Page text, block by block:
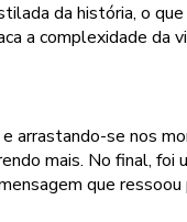
da história, o
a complexidade
arrastando-se nos
mais. No final,
que